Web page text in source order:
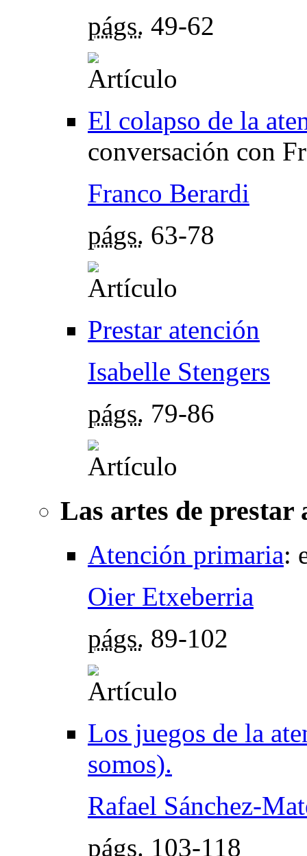
págs. 49-62
El colapso de la
conversación con
Franco Berardi
págs. 63-78
Prestar atención
Isabelle Stengers
págs. 79-86
Las artes de prestar
Atención primaria:
Oier Etxeberria
págs. 89-102
Los juegos de la
somos).
Rafael Sánchez-
págs. 103-118